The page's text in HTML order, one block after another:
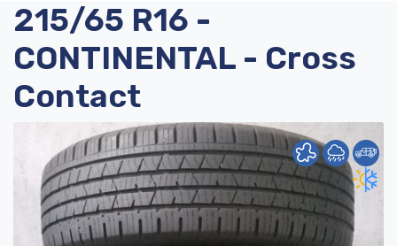
215/65 R16 -
CONTINENTAL - Cross
Contact